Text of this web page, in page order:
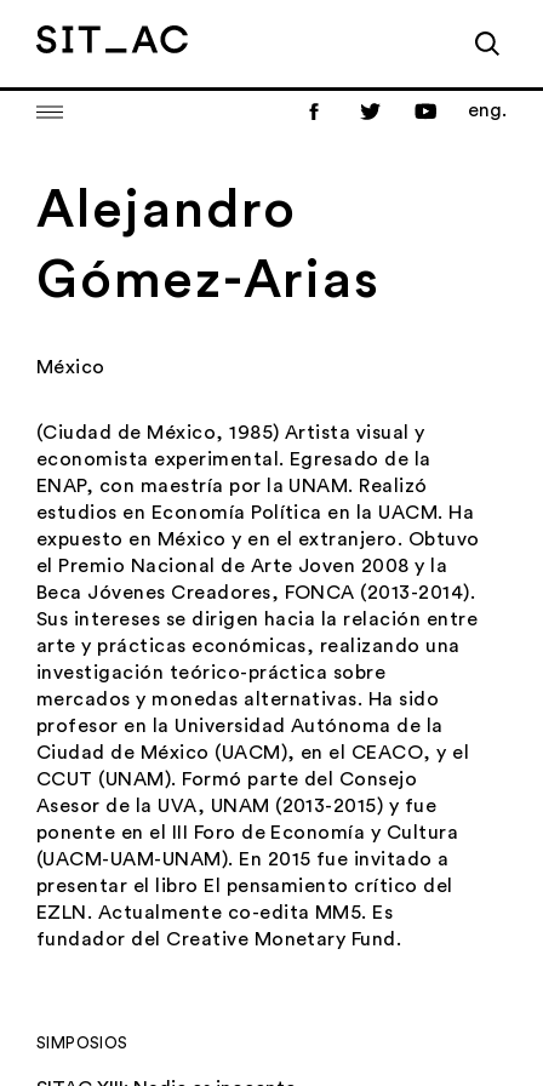
eng.
Alejandro
Gómez-Arias
México
(Ciudad de México, 1985) Artista visual y
economista experimental. Egresado de la
ENAP, con maestría por la UNAM. Realizó
estudios en Economía Política en la UACM. Ha
expuesto en México y en el extranjero. Obtuvo
el Premio Nacional de Arte Joven 2008 y
la
Beca Jóvenes Creadores, FONCA (2013-2014).
Sus intereses se dirigen hacia la relación entre
arte y prácticas económicas, realizando una
investigación teórico-práctica sobre
mercados y monedas alternativas. Ha sido
profesor en la Universidad Autónoma de la
Ciudad de México (UACM), en el CEACO, y el
CCUT (UNAM). Formó parte del Consejo
Asesor de la UVA, UNAM (2013-2015) y fue
ponente en el
III Foro de Economía y Cultura
(UACM-UAM-UNAM). En 2015 fue invitado a
presentar el libro El pensamiento crítico del
EZLN. Actualmente co-edita MM5. Es
fundador del Creative Monetary Fund .
SIMPOSIOS